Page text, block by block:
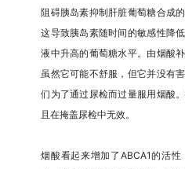
阻碍胰岛素抑制肝脏葡萄糖合成
这导致胰岛素随时间的敏感性降
液中升高的葡萄糖水平。由烟酸
虽然它可能不舒服，但它并没有
们为了通过尿检而过量服用烟酸
且在掩盖尿检中无效。
烟酸看起来增加了ABCA1的活